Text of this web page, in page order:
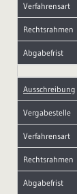
Verfahrensart
Rechtsrahmen
Abgabefrist
Ausschreibung
Vergabestelle
Verfahrensart
Rechtsrahmen
Abgabefrist